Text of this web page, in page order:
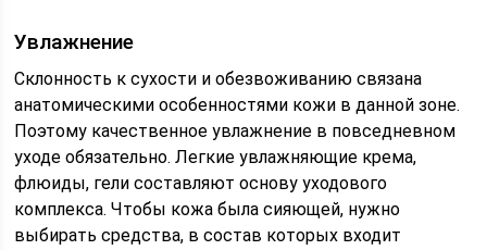
Увлажнение
Склонность к сухости и обезвоживанию связана
анатомическими особенностями кожи в данной зоне.
Поэтому качественное увлажнение в повседневном
уходе обязательно. Легкие увлажняющие крема,
флюиды, гели составляют основу уходового
комплекса. Чтобы кожа была сияющей, нужно
выбирать средства, в состав которых входит